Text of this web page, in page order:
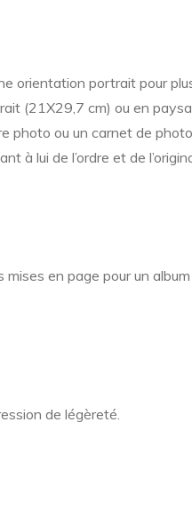
orientation portrait pour
(21X29,7 cm) ou en
photo ou un carnet de
à lui de l’ordre et de
en page pour un
de légèreté.